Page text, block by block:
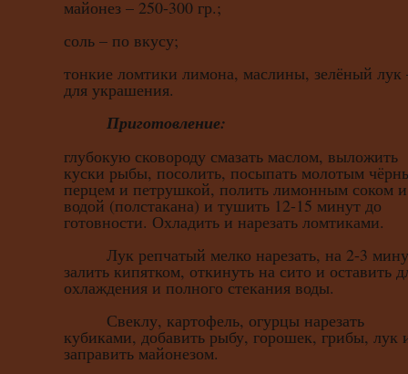
майонез – 250-300 гр.;
соль – по вкусу;
тонкие ломтики лимона, маслины, зелёный лук
для украшения.
Приготовление:
глубокую сковороду смазать маслом, выложить
куски рыбы, посолить, посыпать молотым
перцем и петрушкой, полить лимонным соком и
водой (полстакана) и тушить 12-15 минут до
готовности. Охладить и нарезать ломтиками.
Лук репчатый мелко нарезать, на 2-3
залить кипятком, откинуть на сито и оставить
охлаждения и полного стекания воды.
Свеклу, картофель, огурцы нарезать
кубиками, добавить рыбу, горошек, грибы, лук
заправить майонезом.